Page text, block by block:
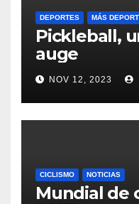
DEPORTES MÁS
Pickleball,
auge
NOV 12, 2023
CICLISMO NOTICIAS
Mundial de